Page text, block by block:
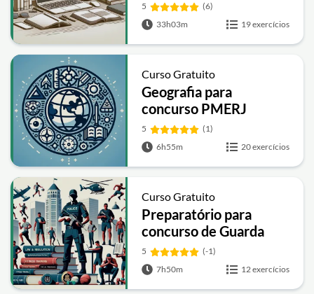
5
(6)
33h03m
19 exercícios
Curso Gratuito
Geografia para
concurso PMERJ
5
(1)
6h55m
20 exercícios
Curso Gratuito
Preparatório para
concurso de Guarda
Municipal de Fortaleza
5
(-1)
7h50m
12 exercícios